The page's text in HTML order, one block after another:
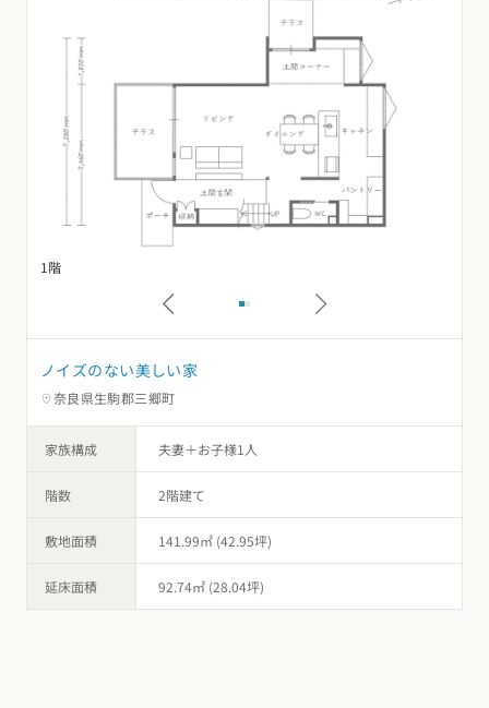
1階
ノイズのない美しい家
奈良県生駒郡三郷町
家族構成 夫妻＋お子様1人
階数 2階建て
敷地面積 141.99㎡ (42.95坪)
延床面積 92.74㎡ (28.04坪)